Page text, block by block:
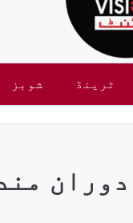
ٹرینڈ شوبز